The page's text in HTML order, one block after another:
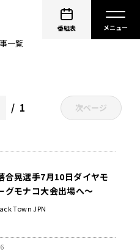
番組表
一覧
1 次ページ
合晃選手7月10日ダイヤモ
グモナコ大会出場へ～
Town JPN